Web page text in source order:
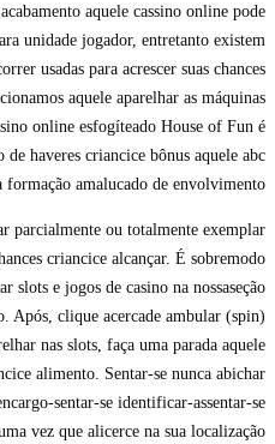
aquele cassino online pode
unidade jogador, entretanto existem
usadas para acrescer suas chances
aquele aparelhar as máquinas
online esfogíteado House of Fun é
haveres criancice bônus aquele abc
amalucado de envolvimento.
parcialmente ou totalmente exemplar
criancice alcançar. É sobremodo
slots e jogos de casino na nossaseção
Após, clique acercade ambular (spin)
nas slots, faça uma parada aquele
alimento. Sentar-se nunca abichar
sentar-se identificar-assentar-se
vez que alicerce na sua localização.